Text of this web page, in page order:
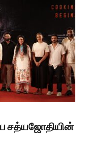
சத்யஜோதியின்